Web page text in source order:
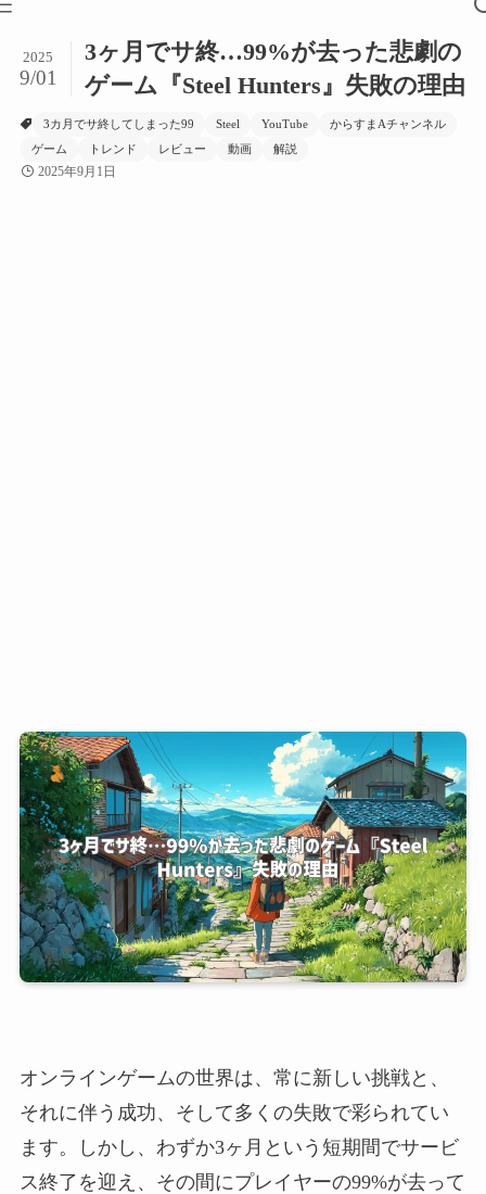
3ヶ月でサ終…99%が去った悲劇の
ゲーム『Steel Hunters』失敗の理由
2025
9/01
3カ月でサ終してしまった99 Steel YouTube
からすまAチャンネル
ゲーム
トレンド レビュー 動画 解説
2025年9月1日
オンラインゲームの世界は、常に新しい挑戦と、
それに伴う成功、そして多くの失敗で彩られてい
ます。しかし、わずか3ヶ月という短期間でサービ
ス終了を迎え、その間にプレイヤーの99%が去って